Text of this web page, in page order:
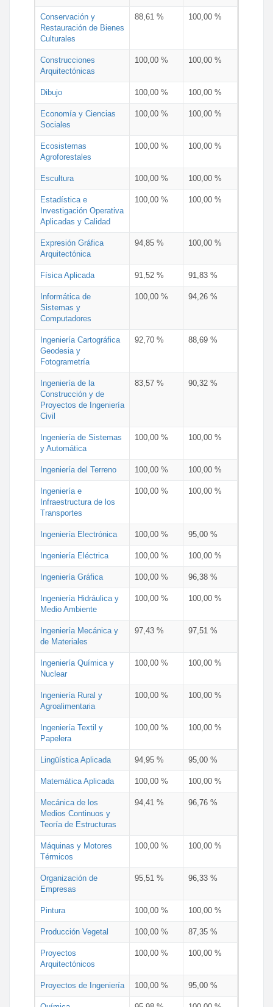
Conservación y
Restauración de Bienes
Culturales
88,61 % 100,00 %
Construcciones
Arquitectónicas
100,00 % 100,00 %
Dibujo 100,00 % 100,00 %
Economía y Ciencias
Sociales
100,00 % 100,00 %
Ecosistemas
Agroforestales
100,00 % 100,00 %
Escultura 100,00 % 100,00 %
Estadística e
Investigación Operativa
Aplicadas y Calidad
100,00 % 100,00 %
Expresión Gráfica
Arquitectónica
94,85 % 100,00 %
Física Aplicada 91,52 % 91,83 %
Informática de
Sistemas y
Computadores
100,00 % 94,26 %
Ingeniería Cartográfica
Geodesia y
Fotogrametría
92,70 % 88,69 %
Ingeniería de la
Construcción y de
Proyectos de Ingeniería
Civil
83,57 % 90,32 %
Ingeniería de Sistemas
y Automática
100,00 % 100,00 %
Ingeniería del Terreno 100,00 % 100,00 %
Ingeniería e
Infraestructura de los
Transportes
100,00 % 100,00 %
Ingeniería Electrónica 100,00 % 95,00 %
Ingeniería Eléctrica 100,00 % 100,00 %
Ingeniería Gráfica 100,00 % 96,38 %
Ingeniería Hidráulica y
Medio Ambiente
100,00 % 100,00 %
Ingeniería Mecánica y
de Materiales
97,43 % 97,51 %
Ingeniería Química y
Nuclear
100,00 % 100,00 %
Ingeniería Rural y
Agroalimentaria
100,00 % 100,00 %
Ingeniería Textil y
Papelera
100,00 % 100,00 %
Lingüística Aplicada 94,95 % 95,00 %
Matemática Aplicada 100,00 % 100,00 %
Mecánica de los
Medios Continuos y
Teoría de Estructuras
94,41 % 96,76 %
Máquinas y Motores
Térmicos
100,00 % 100,00 %
Organización de
Empresas
95,51 % 96,33 %
Pintura 100,00 % 100,00 %
Producción Vegetal 100,00 % 87,35 %
Proyectos
Arquitectónicos
100,00 % 100,00 %
Proyectos de Ingeniería 100,00 % 95,00 %